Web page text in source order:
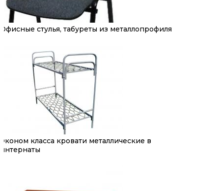
Офисные стулья, табуреты из металлопрофиля
Эконом класса кровати металлические в
интернаты